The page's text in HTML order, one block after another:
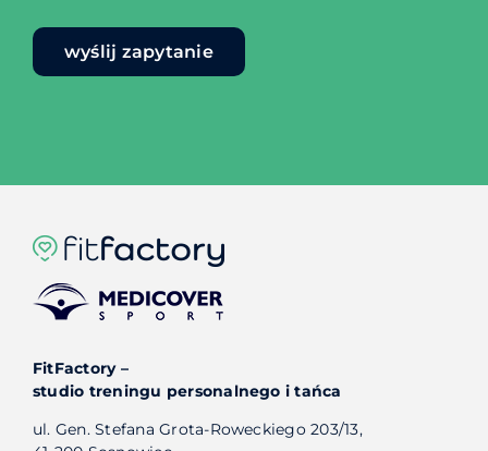
wyślij zapytanie
FitFactory –
studio treningu personalnego i tańca
ul. Gen. Stefana Grota-Roweckiego 203/13,